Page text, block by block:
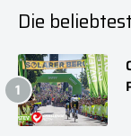
Die